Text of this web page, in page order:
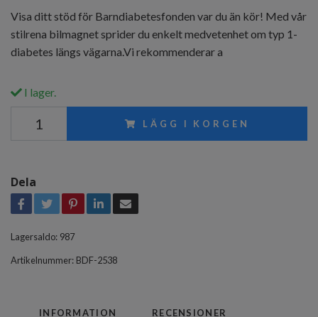
Visa ditt stöd för Barndiabetesfonden var du än kör! Med vår
stilrena bilmagnet sprider du enkelt medvetenhet om typ 1-
diabetes längs vägarna.Vi rekommenderar a
I lager.
LÄGG I KORGEN
Dela
Lagersaldo: 987
Artikelnummer: BDF-2538
INFORMATION RECENSIONER